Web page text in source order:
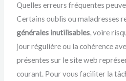
Quelles erreurs fréquentes
Certains oublis ou maladresses
générales inutilisables, voire
jour régulière ou la cohérence
présentes sur le site web
courant. Pour vous faciliter la